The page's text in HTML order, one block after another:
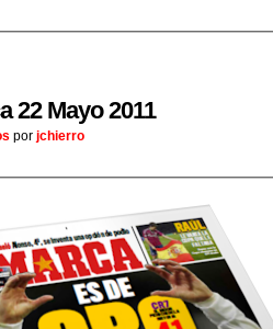
22 Mayo 2011
por jchierro